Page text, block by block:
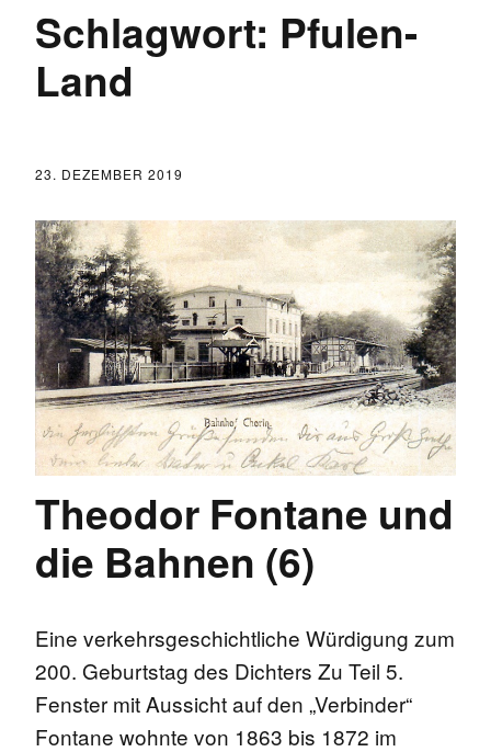
Schlagwort: Pfulen-
Land
23. DEZEMBER 2019
Theodor Fontane und
die Bahnen (6)
Eine verkehrsgeschichtliche Würdigung zum
200. Geburtstag des Dichters Zu Teil 5.
Fenster mit Aussicht auf den „Verbinder“
Fontane wohnte von 1863 bis 1872 im